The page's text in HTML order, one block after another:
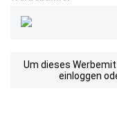
Um dieses
einloggen